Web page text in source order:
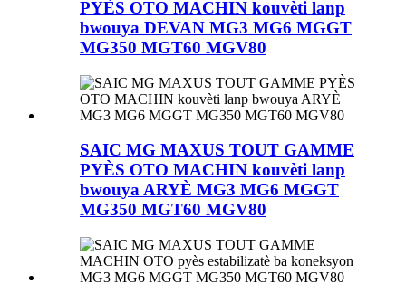
PYÈS OTO MACHIN kouvèti lanp
bwouya DEVAN MG3 MG6 MGGT
MG350 MGT60 MGV80
SAIC MG MAXUS TOUT GAMME
PYÈS OTO MACHIN kouvèti lanp
bwouya ARYÈ MG3 MG6 MGGT
MG350 MGT60 MGV80